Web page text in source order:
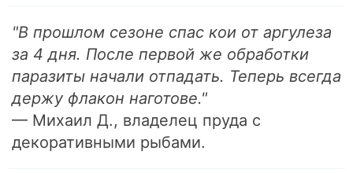
"В прошлом сезоне спас кои от аргулеза
за 4 дня. После первой же обработки
паразиты начали отпадать. Теперь всегда
держу флакон наготове."
— Михаил Д., владелец пруда с
декоративными рыбами.